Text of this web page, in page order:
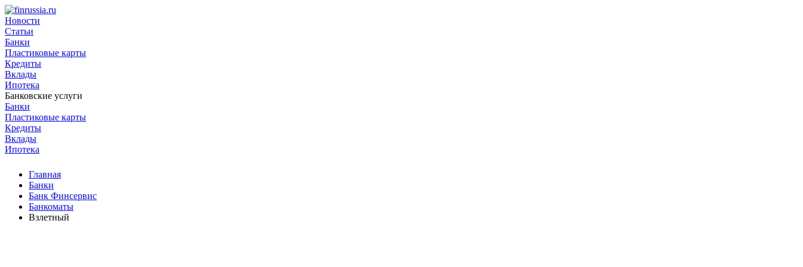
Новости
Статьи
Банки
Пластиковые карты
Кредиты
Вклады
Ипотека
Банковские услуги
Банки
Пластиковые карты
Кредиты
Вклады
Ипотека
Главная
Банки
Банк Финсервис
Банкоматы
Взлетный